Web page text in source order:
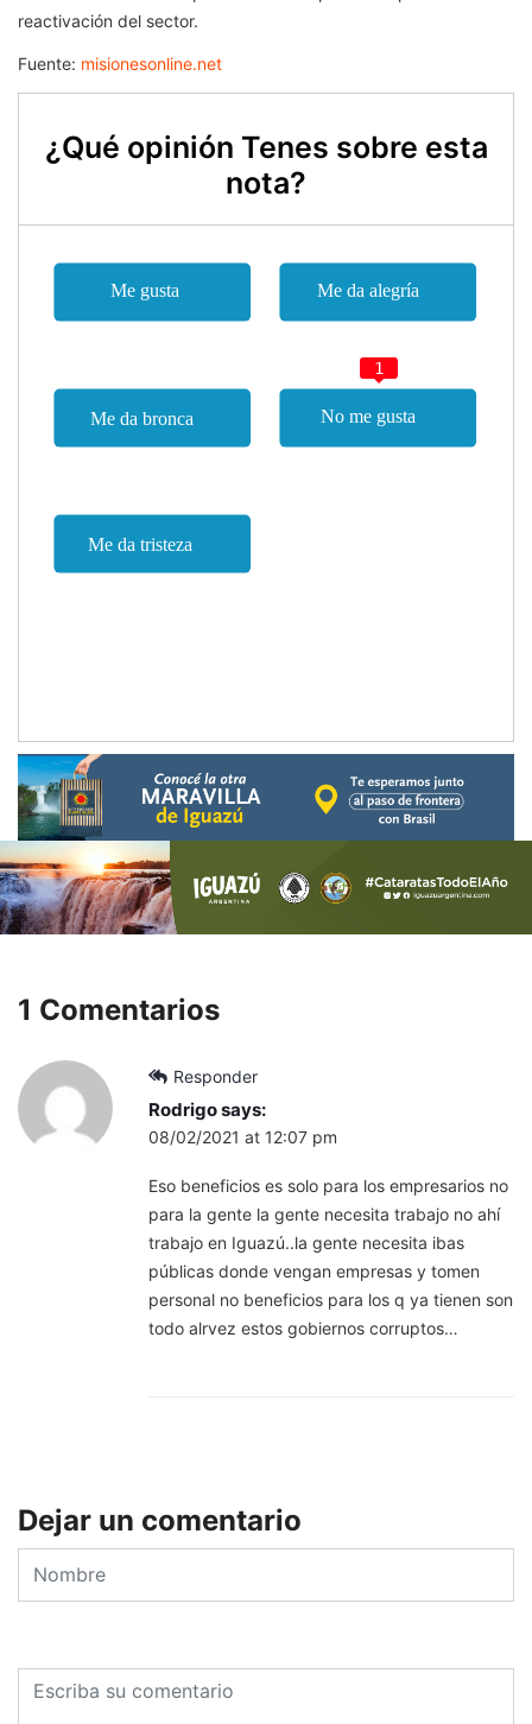
reactivación del sector.
Fuente: misionesonline.net
¿Qué opinión Tenes sobre esta
nota?
1
1 Comentarios
Responder
Rodrigosays:
08/02/2021 at 12:07 pm
Eso beneficios es solo para los empresarios no
para la gente la gente necesita trabajo no ahí
trabajo en Iguazú..la gente necesita ibas
públicas donde vengan empresas y tomen
personal no beneficios para los q ya tienen son
todo alrvez estos gobiernos corruptos…
Dejar un comentario